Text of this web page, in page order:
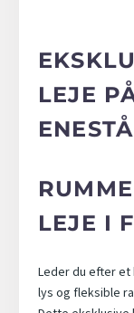
LEJE
LEJE I
Leder du efter et
lys og fleksible